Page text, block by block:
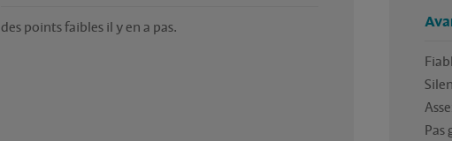
des points faibles il y en a pas.
Pas